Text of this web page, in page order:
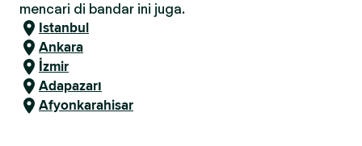
mencari di bandar ini juga.
Istanbul
Ankara
İzmir
Adapazarı
Afyonkarahisar